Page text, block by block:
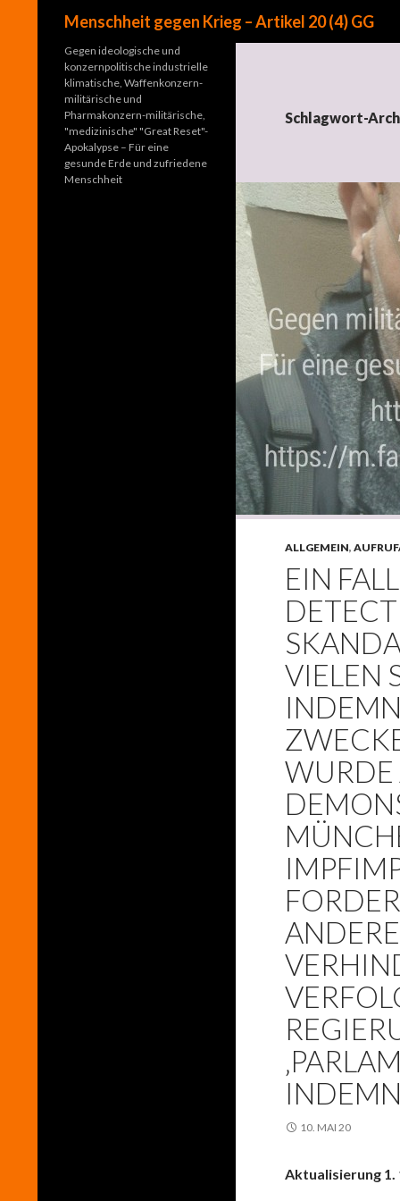
Menschheit gegen Krieg – Artikel 20 (4) GG
Schlagwort-
ALLGEMEIN,
EIN
IELEN
URDE
10. MAI 20
Aktualisierung 1.
Gegen ideologische und
konzernpolitische industrielle
klimatische, Waffenkonzern-
militärische und
Pharmakonzern-militärische,
"medizinische" "Great Reset"-
Apokalypse – Für eine
gesunde Erde und zufriedene
Menschheit